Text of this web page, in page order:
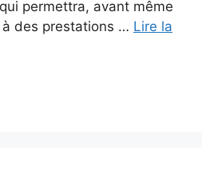
permettra, avant même
à des prestations … Lire la